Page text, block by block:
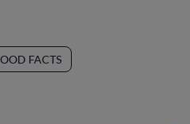
FACTS